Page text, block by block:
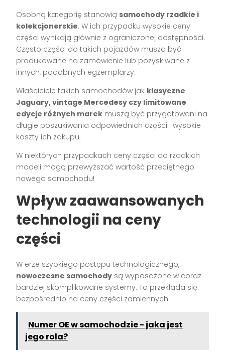
Osobną kategorię stanowią samochody rzadkie i
kolekcjonerskie. W ich przypadku wysokie ceny
części wynikają głównie z ograniczonej dostępności.
Często części do takich pojazdów muszą być
produkowane na zamówienie lub pozyskiwane z
innych, podobnych egzemplarzy.
Właściciele takich samochodów jak klasyczne
Jaguary, vintage Mercedesy czy limitowane
edycje różnych marek muszą być przygotowani na
długie poszukiwania odpowiednich części i wysokie
koszty ich zakupu.
W niektórych przypadkach ceny części do rzadkich
modeli mogą przewyższać wartość przeciętnego
nowego samochodu!
Wpływ zaawansowanych
technologii na ceny
części
W erze szybkiego postępu technologicznego,
nowoczesne samochody są wyposażone w coraz
bardziej skomplikowane systemy. To przekłada się
bezpośrednio na ceny części zamiennych.
Numer OE w samochodzie - jaka jest
jego rola?